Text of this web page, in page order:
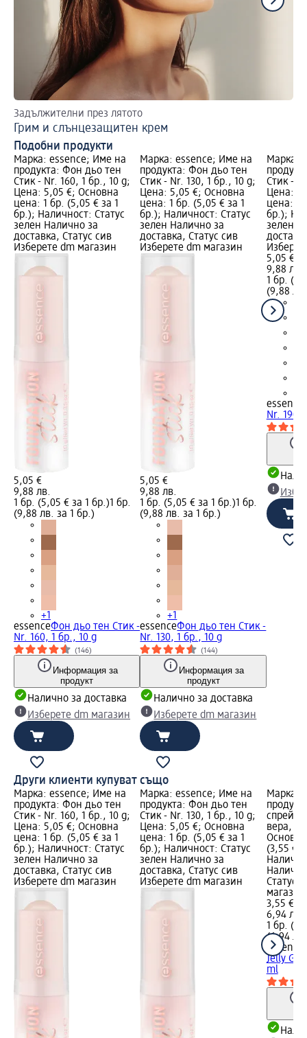
Задължителни през лятото
Грим и слънцезащитен крем
Подобни продукти
Марка: essence; Име на
продукта: Фон дьо тен
Стик - Nr. 160, 1 бр., 10 g;
Цена: 5,05 €; Основна
цена: 1 бр. (5,05 € за 1
бр.); Наличност: Статус
зелен Налично за
доставка, Статус сив
Изберете dm магазин
5,05 €
9,88 лв.
1 бр. (5,05 € за 1 бр.)1 бр.
(9,88 лв. за 1 бр.)
+1
essenceФон дьо тен Стик -
Nr. 160, 1 бр., 10 g
(146)
Информация за
продукт
Налично за доставка
Изберете dm магазин
Марка: essence; Име на
продукта: Фон дьо тен
Стик - Nr. 130, 1 бр., 10 g;
Цена: 5,05 €; Основна
цена: 1 бр. (5,05 € за 1
бр.); Наличност: Статус
зелен Налично за
доставка, Статус сив
Изберете dm магазин
5,05 €
9,88 лв.
1 бр. (5,05 € за 1 бр.)1 бр.
(9,88 лв. за 1 бр.)
+1
essenceФон дьо тен Стик -
Nr. 130, 1 бр., 10 g
(144)
Информация за
продукт
Налично за доставка
Изберете dm магазин
Марка:
Стик -
Цена:
цена: 1
бр.);
зелен
5,05 €
9,88 лв.
1 бр.
(9,88
essence
Nr. 190,
Други клиенти купуват също
Марка: essence; Име на
продукта: Фон дьо тен
Стик - Nr. 160, 1 бр., 10 g;
Цена: 5,05 €; Основна
цена: 1 бр. (5,05 € за 1
бр.); Наличност: Статус
зелен Налично за
доставка, Статус сив
Изберете dm магазин
Марка: essence; Име на
продукта: Фон дьо тен
Стик - Nr. 130, 1 бр., 10 g;
Цена: 5,05 €; Основна
цена: 1 бр. (5,05 € за 1
бр.); Наличност: Статус
зелен Налично за
доставка, Статус сив
Изберете dm магазин
Марка:
спрей
вера,
(3,55 €
Статус
магазин
3,55 €
6,94 лв.
1 бр.
(6,94
essence
Jelly
ml